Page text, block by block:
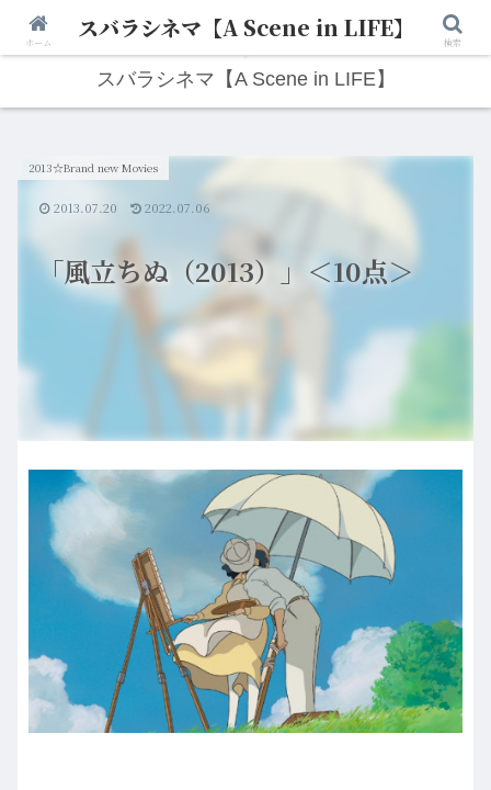
人生は“ひとりごと”から始まる。映画と写真と日々のこと。
スバラシネマ【A Scene in LIFE】
「風立ちぬ（2013）」＜10点＞
2013☆Brand new Movies
2013.07.20 2022.07.06
ホーム スバラシネマ【A Scene in LIFE】 検索